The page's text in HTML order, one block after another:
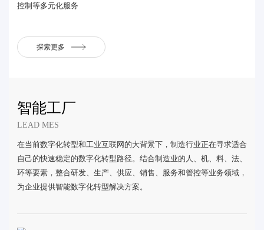
控制等多元化服务
探索更多
智能工厂
LEAD MES
在当前数字化转型和工业互联网的大背景下，制造行业正在寻求适合
自己的快速稳定的数字化转型路径。结合制造业的人、机、料、法、
环等要素，整合研发、生产、供应、销售、服务和管控等业务领域，
为企业提供智能数字化转型解决方案。